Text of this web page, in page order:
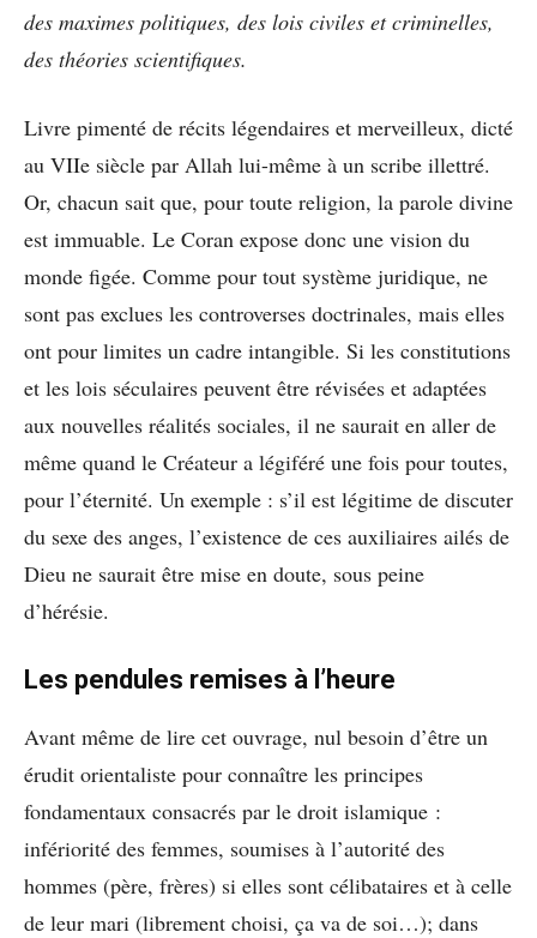
des maximes politiques, des lois civiles et criminelles,
des théories scientifiques.
Livre pimenté de récits légendaires et merveilleux, dicté
au VIIe siècle par Allah lui-même à un scribe illettré.
Or, chacun sait que, pour toute religion, la parole divine
est immuable. Le Coran expose donc une vision du
monde figée. Comme pour tout système juridique, ne
sont pas exclues les controverses doctrinales, mais elles
ont pour limites un cadre intangible. Si les constitutions
et les lois séculaires peuvent être révisées et adaptées
aux nouvelles réalités sociales, il ne saurait en aller de
même quand le Créateur a légiféré une fois pour toutes,
pour l’éternité. Un exemple : s’il est légitime de discuter
du sexe des anges, l’existence de ces auxiliaires ailés de
Dieu ne saurait être mise en doute, sous peine
d’hérésie.
Les pendules remises à l’heure
Avant même de lire cet ouvrage, nul besoin d’être un
érudit orientaliste pour connaître les principes
fondamentaux consacrés par le droit islamique :
infériorité des femmes, soumises à l’autorité des
hommes (père, frères) si elles sont célibataires et à celle
de leur mari (librement choisi, ça va de soi…); dans